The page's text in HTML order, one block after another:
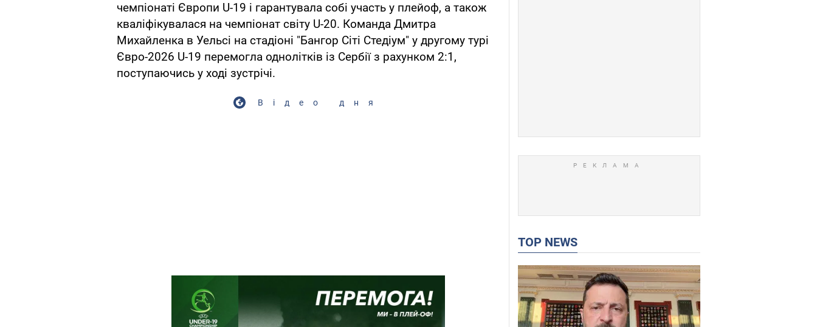
чемпіонаті Європи U-19 і гарантувала собі участь у плейоф, а також
кваліфікувалася на чемпіонат світу U-20. Команда Дмитра
Михайленка в Уельсі на стадіоні "Бангор Сіті Стедіум" у другому турі
Євро-2026 U-19 перемогла однолітків із Сербії з рахунком 2:1,
поступаючись у ході зустрічі.
Відео дня
TOP NEWS